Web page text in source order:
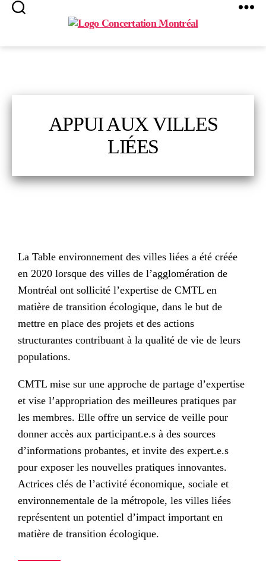
Montréal
APPUI AUX VILLES
LIÉES
La Table environnement des villes liées a été créée
en 2020 lorsque des villes de l’agglomération de
Montréal ont sollicité l’expertise de CMTL en
matière de transition écologique, dans le but de
mettre en place des projets et des actions
structurantes contribuant à la qualité de vie de leurs
populations.
CMTL mise sur une approche de partage d’expertise
et vise l’appropriation des meilleures pratiques par
les membres. Elle offre un service de veille pour
donner accès aux participant.e.s à des sources
d’informations probantes, et invite des expert.e.s
pour exposer les nouvelles pratiques innovantes.
Actrices clés de l’activité économique, sociale et
environnementale de la métropole, les villes liées
représentent un potentiel d’impact important en
matière de transition écologique.